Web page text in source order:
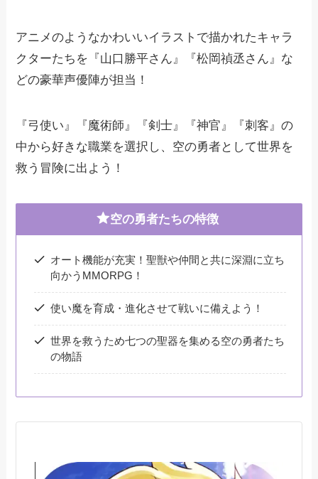
アニメのようなかわいいイラストで描かれたキャラ
クターたちを『山口勝平さん』『松岡禎丞さん』な
どの豪華声優陣が担当！
『弓使い』『魔術師』『剣士』『神官』『刺客』の
中から好きな職業を選択し、空の勇者として世界を
救う冒険に出よう！
空の勇者たちの特徴
オート機能が充実！聖獣や仲間と共に深淵に立ち
向かうMMORPG！
使い魔を育成・進化させて戦いに備えよう！
世界を救うため七つの聖器を集める空の勇者たち
の物語